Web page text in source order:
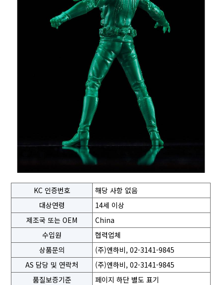
KC 인증번호
해당 사항 없음
대상연령
14세 이상
제조국 또는 OEM
China
수입원
협력업체
상품문의
(주)엔하비, 02-3141-9845
AS 담당 및 연락처
(주)엔하비, 02-3141-9845
품질보증기준
페이지 하단 별도 표기